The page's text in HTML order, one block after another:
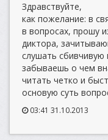
Здравствуйте,
как пожелание: в
в вопросах, прошу
диктора,
слушать сбивчивую
забываешь о чем
читать четко и
основую суть
03:41 31.10.2013